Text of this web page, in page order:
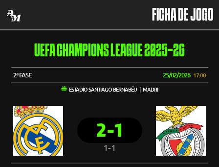
FICHA DE JOGO
UEFA CHAMPIONS LEAGUE 2025-26
2ª FASE 25/02/2026 17:00
ESTADIO SANTIAGO BERNABÉU | MADRI
2-1
1-1